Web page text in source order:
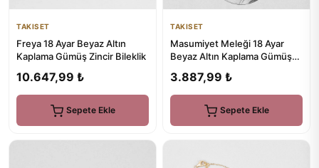
TAKISET
Freya 18 Ayar Beyaz Altın
Kaplama Gümüş Zincir Bileklik
10.647,99 ₺
Sepete Ekle
TAKISET
Masumiyet Meleği 18 Ayar
Beyaz Altın Kaplama Gümüş
3.887,99 ₺
Sepete Ekle